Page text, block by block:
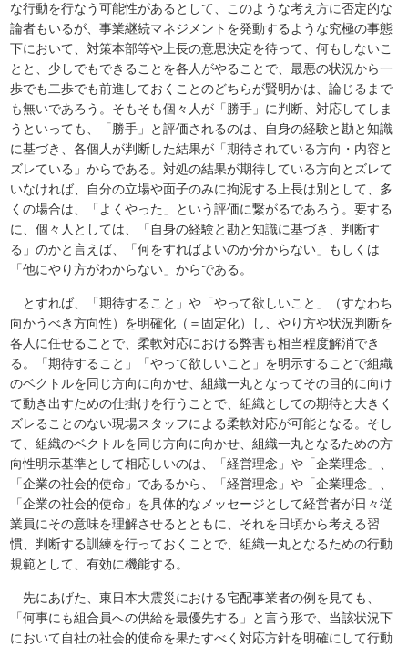
な行動を行なう可能性があるとして、このような考え方に否定的な
論者もいるが、事業継続マネジメントを発動するような究極の事態
下において、対策本部等や上長の意思決定を待って、何もしないこ
とと、少しでもできることを各人がやることで、最悪の状況から一
歩でも二歩でも前進しておくことのどちらが賢明かは、論じるまで
も無いであろう。そもそも個々人が「勝手」に判断、対応してしま
うといっても、「勝手」と評価されるのは、自身の経験と勘と知識
に基づき、各個人が判断した結果が「期待されている方向・内容と
ズレている」からである。対処の結果が期待している方向とズレて
いなければ、自分の立場や面子のみに拘泥する上長は別として、多
くの場合は、「よくやった」という評価に繋がるであろう。要する
に、個々人としては、「自身の経験と勘と知識に基づき、判断す
る」のかと言えば、「何をすればよいのか分からない」もしくは
「他にやり方がわからない」からである。
とすれば、「期待すること」や「やって欲しいこと」（すなわち
向かうべき方向性）を明確化（＝固定化）し、やり方や状況判断を
各人に任せることで、柔軟対応における弊害も相当程度解消でき
る。「期待すること」「やって欲しいこと」を明示することで組織
のベクトルを同じ方向に向かせ、組織一丸となってその目的に向け
て動き出すための仕掛けを行うことで、組織としての期待と大きく
ズレることのない現場スタッフによる柔軟対応が可能となる。そし
て、組織のベクトルを同じ方向に向かせ、組織一丸となるための方
向性明示基準として相応しいのは、「経営理念」や「企業理念」、
「企業の社会的使命」であるから、「経営理念」や「企業理念」、
「企業の社会的使命」を具体的なメッセージとして経営者が日々従
業員にその意味を理解させるとともに、それを日頃から考える習
慣、判断する訓練を行っておくことで、組織一丸となるための行動
規範として、有効に機能する。
先にあげた、東日本大震災における宅配事業者の例を見ても、
「何事にも組合員への供給を最優先する」と言う形で、当該状況下
において自社の社会的使命を果たすべく対応方針を明確にして行動